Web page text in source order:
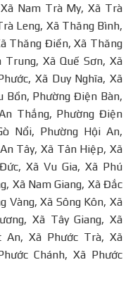
Nam Trà My, Xã Trà
Leng, Xã Thăng Bình,
Thăng Điền, Xã Thăng
Trung, Xã Quế Sơn, Xã
Xã Duy Nghĩa, Xã
Bồn, Phường Điện Bàn,
Thắng, Phường Điện
Nổi, Phường Hội An,
Tây, Xã Tân Hiệp, Xã
Xã Vu Gia, Xã Phú
Xã Nam Giang, Xã Đắc
Vàng, Xã Sông Kôn, Xã
Xã Tây Giang, Xã
An, Xã Phước Trà, Xã
Chánh, Xã Phước